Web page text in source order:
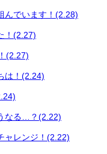
でいます！(2.28)
！(2.27)
(2.27)
！(2.24)
なる…？(2.22)
レンジ！(2.22)